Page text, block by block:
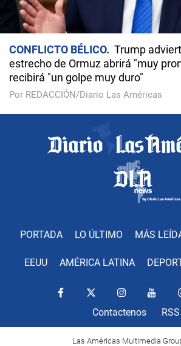
CONFLICTO BÉLICO
Trump
estrecho de Ormuz abrirá "muy
recibirá "un golpe muy duro"
Por REDACCIÓN/Diario Las Américas
PORTADA LO ÚLTIMO MÁS
EEUU AMÉRICA LATINA
Contactenos RSS
Las Américas Multimedia